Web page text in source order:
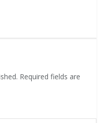
Required fields are